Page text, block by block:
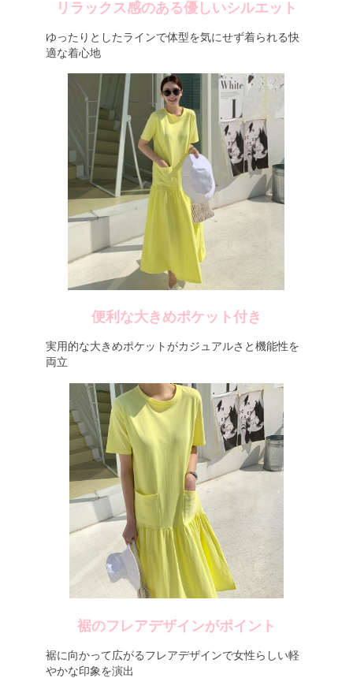
リラックス感のある優しいシルエット
ゆったりとしたラインで体型を気にせず着られる快
適な着心地
便利な大きめポケット付き
実用的な大きめポケットがカジュアルさと機能性を
両立
裾のフレアデザインがポイント
裾に向かって広がるフレアデザインで女性らしい軽
やかな印象を演出